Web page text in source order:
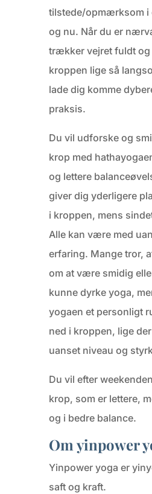
tilstede/opmærksom i
og nu. Når du er
trækker vejret fuldt og
kroppen lige så
lade dig komme
praksis.
Du vil udforske og
krop med
og lettere
giver dig yderligere
i kroppen, mens
Alle kan være med
erfaring. Mange tror,
om at være smidig
kunne dyrke yoga,
yogaen et personligt
ned i kroppen, lige
uanset niveau og
Du vil efter
krop, som er lettere,
og i bedre balance.
Om yinpower
Yinpower yoga er
saft og kraft.